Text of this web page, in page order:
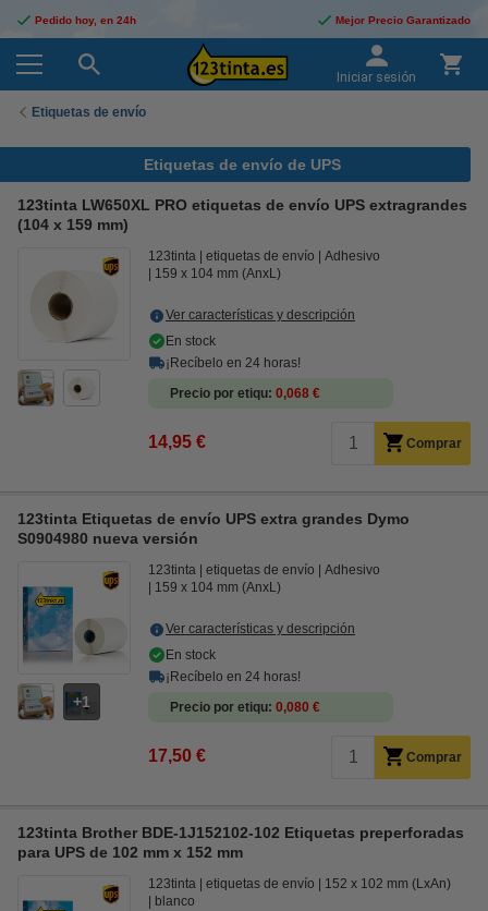
Pedido hoy, en 24h Mejor Precio Garantizado
Iniciar sesión
Etiquetas de envío
Etiquetas de envío de UPS
123tinta LW650XL PRO etiquetas de envío UPS extragrandes
(104 x 159 mm)
123tinta etiquetas de envío
Adhesivo
159 x 104 mm (AnxL)
Ver características y descripción
En stock
¡Recíbelo en 24 horas!
Precio por etiqu 0,068 €
14,95 € Comprar
123tinta Etiquetas de envío UPS extra grandes Dymo
S0904980 nueva versión
1
123tinta etiquetas de envío
Adhesivo
159 x 104 mm (AnxL)
Ver características y descripción
En stock
¡Recíbelo en 24 horas!
Precio por etiqu 0,080 €
17,50 € Comprar
123tinta Brother BDE-1J152102-102 Etiquetas preperforadas
para UPS de 102 mm x 152 mm
123tinta etiquetas de envío
152 x 102 mm (LxAn)
blanco